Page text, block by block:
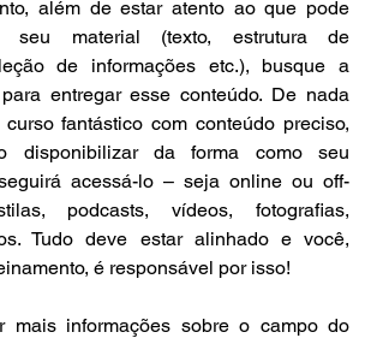
além de estar atento ao que pode
seu material (texto, estrutura de
de informações etc.), busque a
entregar esse conteúdo. De nada
fantástico com conteúdo preciso,
da forma como seu
acessá-lo – seja online ou off-
podcasts, vídeos, fotografias,
Tudo deve estar alinhado e você,
é responsável por isso!
mais informações sobre o campo do